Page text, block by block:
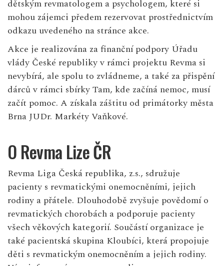
dětským revmatologem a psychologem, které si
mohou zájemci předem rezervovat prostřednictvím
odkazu uvedeného na stránce akce.
Akce je realizována za finanční podpory Úřadu
vlády České republiky v rámci projektu Revma si
nevybírá, ale spolu to zvládneme, a také za přispění
dárců v rámci sbírky Tam, kde začíná nemoc, musí
začít pomoc. A získala záštitu od primátorky města
Brna JUDr. Markéty Vaňkové.
O Revma Lize ČR
Revma Liga Česká republika, z.s., sdružuje
pacienty s revmatickými onemocněními, jejich
rodiny a přátele. Dlouhodobě zvyšuje povědomí o
revmatických chorobách a podporuje pacienty
všech věkových kategorií. Součástí organizace je
také pacientská skupina Kloubíci, která propojuje
děti s revmatickým onemocněním a jejich rodiny.